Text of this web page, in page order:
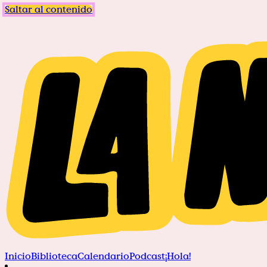
Saltar al contenido
InicioBibliotecaCalendarioPodcast¡Hola!